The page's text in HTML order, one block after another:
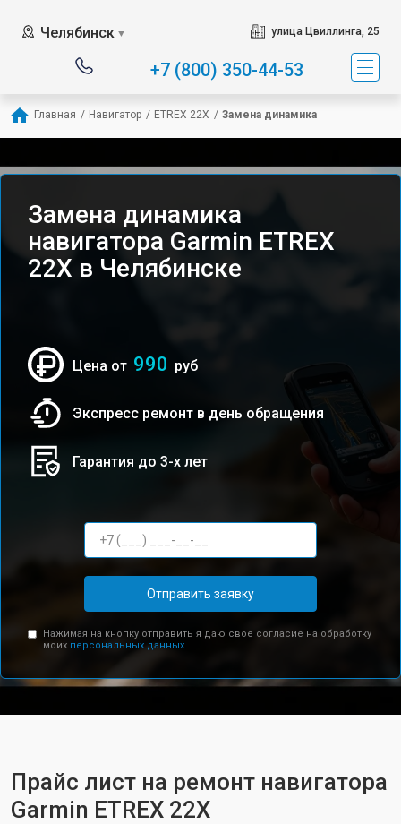
Челябинск ▼ улица Цвиллинга, 25
+7 (800) 350-44-53
Главная / Навигатор / ETREX 22X / Замена динамика
Замена динамика
навигатора Garmin ETREX
22X в Челябинске
Цена от 990 руб
Экспресс ремонт в день обращения
Гарантия до 3-х лет
Отправить заявку
Нажимая на кнопку отправить я даю свое согласие на обработку
моих персональных данных.
Прайс лист на ремонт навигатора
Garmin ETREX 22X